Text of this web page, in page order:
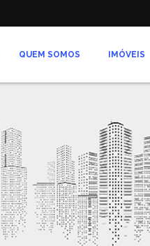
QUEM SOMOS IMÓVEIS